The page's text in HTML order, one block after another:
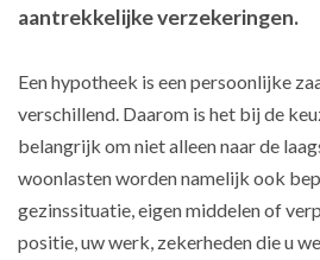
aantrekkelijke verzekeringen.
Een hypotheek is een persoonlijke
verschillend. Daarom is het bij de
belangrijk om niet alleen naar de
woonlasten worden namelijk ook
gezinssituatie, eigen middelen of
positie, uw werk, zekerheden die u